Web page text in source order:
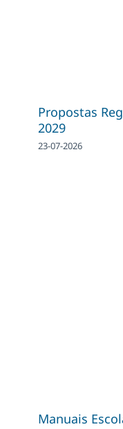
Propostas
2029
23-07-2026
Manuais